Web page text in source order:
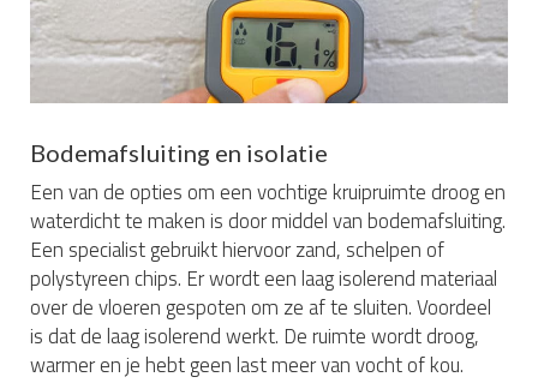
Bodemafsluiting en isolatie
Een van de opties om een vochtige kruipruimte droog en
waterdicht te maken is door middel van bodemafsluiting.
Een specialist gebruikt hiervoor zand, schelpen of
polystyreen chips. Er wordt een laag isolerend materiaal
over de vloeren gespoten om ze af te sluiten. Voordeel
is dat de laag isolerend werkt. De ruimte wordt droog,
warmer en je hebt geen last meer van vocht of kou.